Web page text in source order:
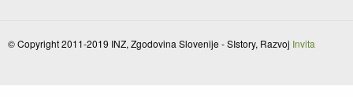
© Copyright 2011-2019 INZ, Zgodovina Slovenije - SIstory, Razvoj Invita